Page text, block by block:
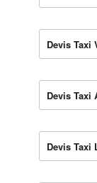
Devis Taxi
Devis Taxi
Devis Taxi